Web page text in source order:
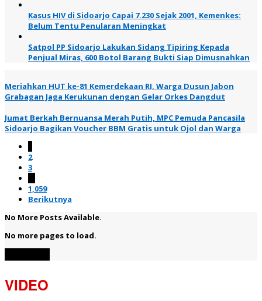
Kasus HIV di Sidoarjo Capai 7.230 Sejak 2001, Kemenkes:
Belum Tentu Penularan Meningkat
Satpol PP Sidoarjo Lakukan Sidang Tipiring Kepada
Penjual Miras, 600 Botol Barang Bukti Siap Dimusnahkan
Meriahkan HUT ke-81 Kemerdekaan RI, Warga Dusun Jabon
Grabagan Jaga Kerukunan dengan Gelar Orkes Dangdut
Jumat Berkah Bernuansa Merah Putih, MPC Pemuda Pancasila
Sidoarjo Bagikan Voucher BBM Gratis untuk Ojol dan Warga
2
3
1,059
Berikutnya
No More Posts Available.
No more pages to load.
VIDEO